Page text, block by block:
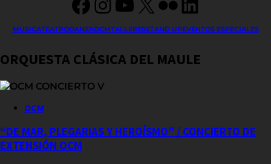
MÚSICATEATRODANZAOCMTALLERESSTAND UPEVENTOS ESPECIALES
ORQUESTA CLÁSICA DEL MAULE
OCM
“DE MAR, PLEGARIAS Y HEROÍSMO” / CONCIERTO DE
EXTENSIÓN OCM